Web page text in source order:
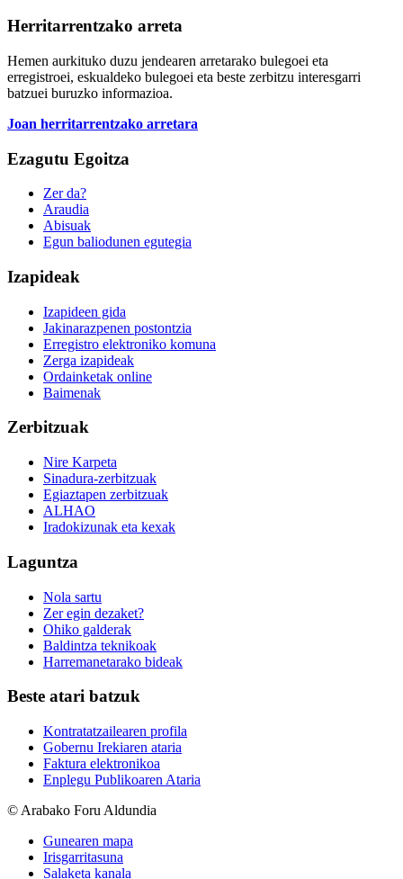
Herritarrentzako arreta
Hemen aurkituko duzu jendearen arretarako bulegoei eta
erregistroei, eskualdeko bulegoei eta beste zerbitzu interesgarri
batzuei buruzko informazioa.
Joan herritarrentzako arretara
Ezagutu Egoitza
Zer da?
Araudia
Abisuak
Egun baliodunen egutegia
Izapideak
Izapideen gida
Jakinarazpenen postontzia
Erregistro elektroniko komuna
Zerga izapideak
Ordainketak online
Baimenak
Zerbitzuak
Nire Karpeta
Sinadura-zerbitzuak
Egiaztapen zerbitzuak
ALHAO
Iradokizunak eta kexak
Laguntza
Nola sartu
Zer egin dezaket?
Ohiko galderak
Baldintza teknikoak
Harremanetarako bideak
Beste atari batzuk
Kontratatzailearen profila
Gobernu Irekiaren ataria
Faktura elektronikoa
Enplegu Publikoaren Ataria
© Arabako Foru Aldundia
Gunearen mapa
Irisgarritasuna
Salaketa kanala